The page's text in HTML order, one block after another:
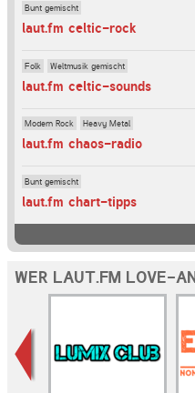
Bunt gemischt
laut.fm celtic-rock
Folk Weltmusik gemischt
laut.fm celtic-sounds
Modern Rock Heavy Metal
laut.fm chaos-radio
Bunt gemischt
laut.fm chart-tipps
WER LAUT.FM LOVE-